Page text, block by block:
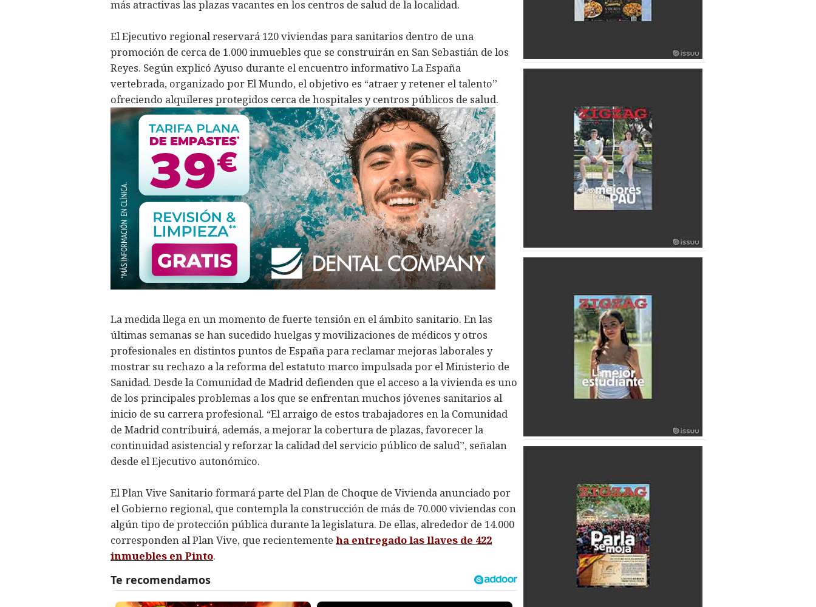
más atractivas las plazas vacantes en los centros de salud de la localidad.
El Ejecutivo regional reservará 120 viviendas para sanitarios dentro de una
promoción de cerca de 1.000 inmuebles que se construirán en San Sebastián de los
Reyes. Según explicó Ayuso durante el encuentro informativo La España
vertebrada, organizado por El Mundo, el objetivo es “atraer y retener el talento”
ofreciendo alquileres protegidos cerca de hospitales y centros públicos de salud.
La medida llega en un momento de fuerte tensión en el ámbito sanitario. En las
últimas semanas se han sucedido huelgas y movilizaciones de médicos y otros
profesionales en distintos puntos de España para reclamar mejoras laborales y
mostrar su rechazo a la reforma del estatuto marco impulsada por el Ministerio de
Sanidad. Desde la Comunidad de Madrid defienden que el acceso a la vivienda es uno
de los principales problemas a los que se enfrentan muchos jóvenes sanitarios al
inicio de su carrera profesional. “El arraigo de estos trabajadores en la Comunidad
de Madrid contribuirá, además, a mejorar la cobertura de plazas, favorecer la
continuidad asistencial y reforzar la calidad del servicio público de salud”, señalan
desde el Ejecutivo autonómico.
El Plan Vive Sanitario formará parte del Plan de Choque de Vivienda anunciado por
el Gobierno regional, que contempla la construcción de más de 70.000 viviendas con
algún tipo de protección pública durante la legislatura. De ellas, alrededor de 14.000
corresponden al Plan Vive, que recientemente ha entregado las llaves de 422
inmuebles en Pinto.